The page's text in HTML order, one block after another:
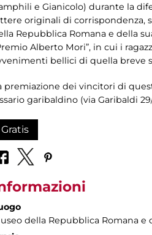
e Gianicolo) durante la
originali di corrispondenza,
Repubblica Romana e della
Alberto Mori”, in cui i
bellici di quella breve
premiazione dei vincitori di
garibaldino (via Garibaldi
Gratis
della Repubblica Romana